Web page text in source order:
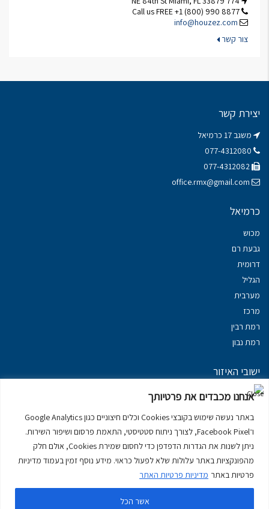
אנחנו מכבדים את פרטיותך
באתר נעשה שימוש בקובצי Cookies וכלים חיצוניים כגון Google Analytics
ו־Facebook Pixel, לצורך ניתוח סטטיסטי, התאמת פרסום ושיפור השירות.
ניתן לשנות את הגדרות הדפדפן כדי לחסום שמירת Cookies, אולם חלק
מהפונקציות באתר עלולות שלא לפעול כראוי. מידע נוסף זמין בעמוד מדיניות
פרטיות באתר מדיניות פרטיות האתר
אשר הכל
info@houzez.com
צור קשר
יצירת קשר
משגב 17 כרמיאל
office.rmx@gmail.com
כרמיאל
מכוש
גבעת רם
דרומית
הגליל
מערבית
מרכז
רמת רבין
רמת נבון
ישובי האיזור
נכסים במשגב
מרום הגליל
יצירת קשר